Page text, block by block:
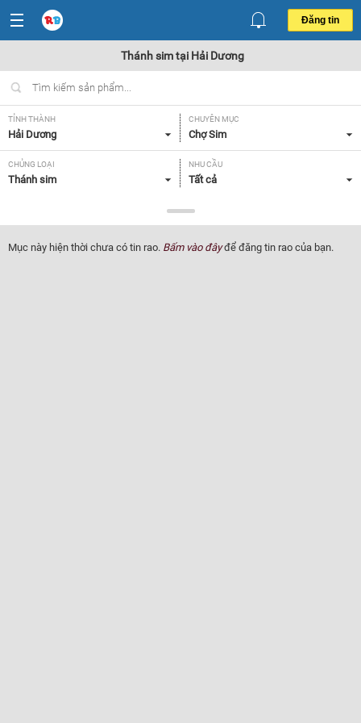
Đăng tin
Thánh sim tại Hải Dương
TỈNH THÀNH
Hải Dương
CHUYÊN MỤC
Chợ Sim
CHỦNG LOẠI
Thánh sim
NHU CẦU
Tất cả
Tất cả
Mục này hiện thời chưa có tin rao. Bấm vào đâyđể đăng tin rao của bạn.